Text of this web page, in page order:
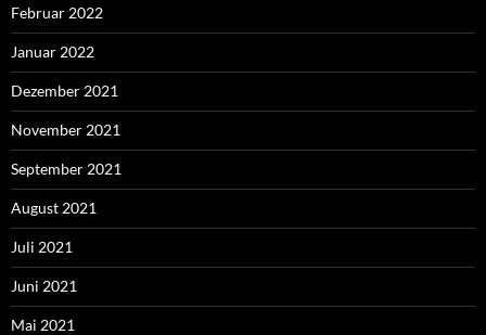
Februar 2022
Januar 2022
Dezember 2021
November 2021
September 2021
August 2021
Juli 2021
Juni 2021
Mai 2021